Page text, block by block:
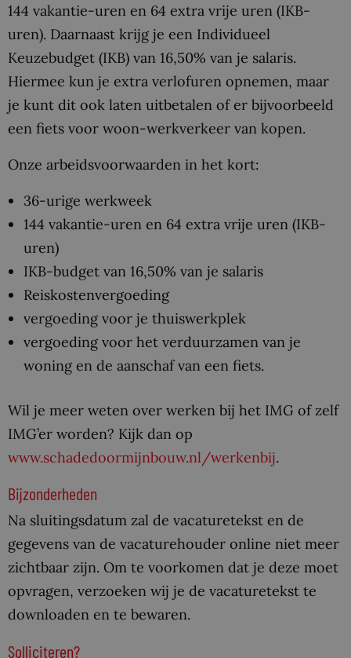
144 vakantie-uren en 64 extra vrije uren (IKB-
uren). Daarnaast krijg je een Individueel
Keuzebudget (IKB) van 16,50% van je salaris.
Hiermee kun je extra verlofuren opnemen, maar
je kunt dit ook laten uitbetalen of er bijvoorbeeld
een fiets voor woon-werkverkeer van kopen.
Onze arbeidsvoorwaarden in het kort:
36-urige werkweek
144 vakantie-uren en 64 extra vrije uren (IKB-
uren)
IKB-budget van 16,50% van je salaris
Reiskostenvergoeding
vergoeding voor je thuiswerkplek
vergoeding voor het verduurzamen van je
woning en de aanschaf van een fiets.
Wil je meer weten over werken bij het IMG of zelf
IMG’er worden? Kijk dan op
www.schadedoormijnbouw.nl/werkenbij.
Bijzonderheden
Na sluitingsdatum zal de vacaturetekst en de
gegevens van de vacaturehouder online niet meer
zichtbaar zijn. Om te voorkomen dat je deze moet
opvragen, verzoeken wij je de vacaturetekst te
downloaden en te bewaren.
Solliciteren?